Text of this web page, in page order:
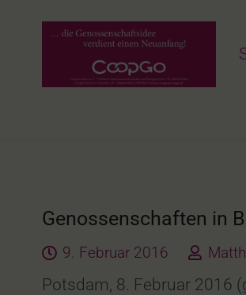
Genossenschaften in
9. Februar 2016
Potsdam, 8. Februar 2016